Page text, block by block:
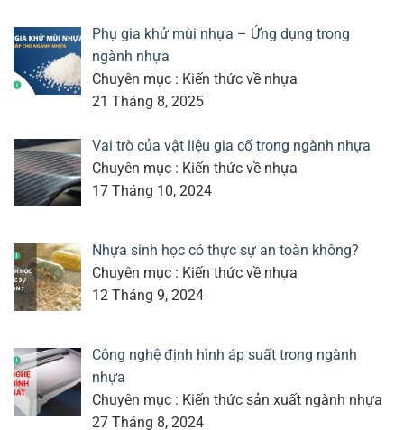
Phụ gia khử mùi nhựa – Ứng dụng trong
ngành nhựa
Chuyên mục : Kiến thức về nhựa
21 Tháng 8, 2025
Vai trò của vật liệu gia cố trong ngành nhựa
Chuyên mục : Kiến thức về nhựa
17 Tháng 10, 2024
Nhựa sinh học có thực sự an toàn không?
Chuyên mục : Kiến thức về nhựa
12 Tháng 9, 2024
Công nghệ định hình áp suất trong ngành
nhựa
Chuyên mục : Kiến thức sản xuất ngành nhựa
27 Tháng 8, 2024